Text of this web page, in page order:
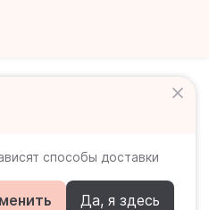
способы доставки
Да, я здесь